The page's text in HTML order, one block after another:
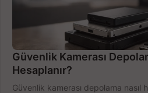
Güvenlik Kamerası
Hesaplanır?
Güvenlik kamerası depolama nasıl